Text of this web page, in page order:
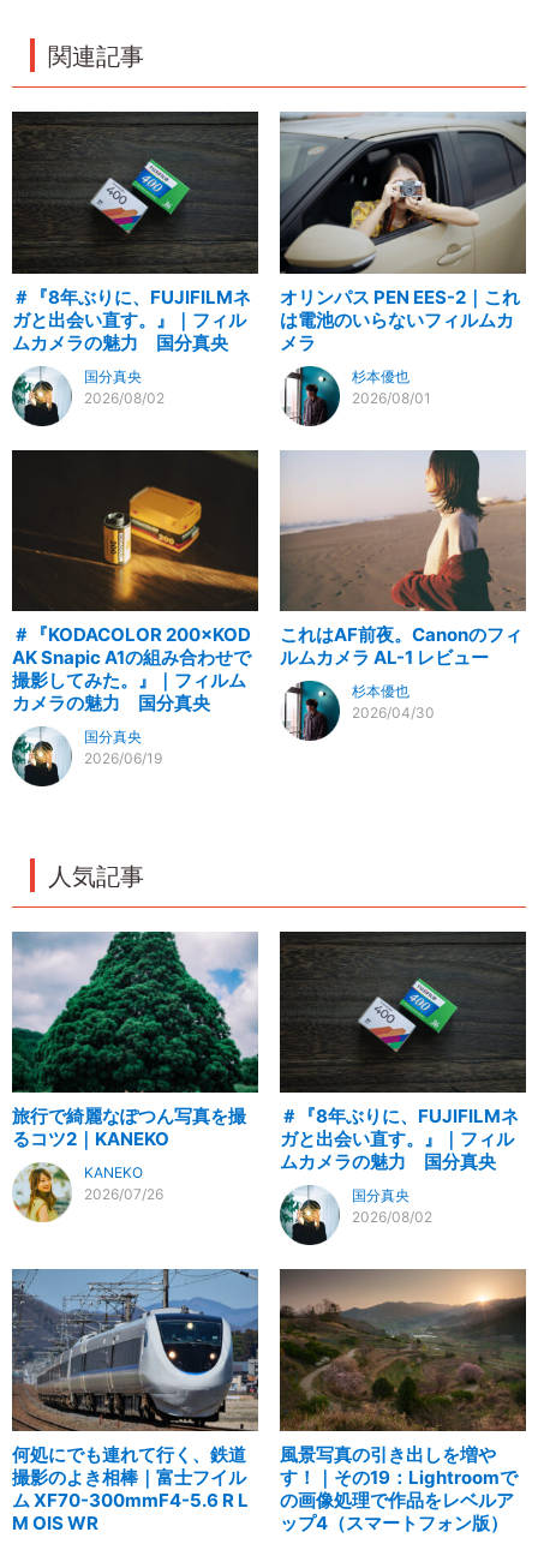
関連記事
＃『8年ぶりに、FUJIFILMネ
ガと出会い直す。』｜フィル
ムカメラの魅力 国分真央
国分真央
2026/08/02
オリンパス PEN EES-2｜これ
は電池のいらないフィルムカ
メラ
杉本優也
2026/08/01
＃『KODACOLOR 200×KOD
AK Snapic A1の組み合わせで
撮影してみた。』｜フィルム
カメラの魅力 国分真央
国分真央
2026/06/19
これはAF前夜。Canonのフィ
ルムカメラ AL-1 レビュー
杉本優也
2026/04/30
人気記事
旅行で綺麗なぽつん写真を撮
るコツ2｜KANEKO
KANEKO
2026/07/26
＃『8年ぶりに、FUJIFILMネ
ガと出会い直す。』｜フィル
ムカメラの魅力 国分真央
国分真央
2026/08/02
何処にでも連れて行く、鉄道
撮影のよき相棒｜富士フイル
ム XF70-300mmF4-5.6 R L
M OIS WR
風景写真の引き出しを増や
す！｜その19：Lightroomで
の画像処理で作品をレベルア
ップ4（スマートフォン版）